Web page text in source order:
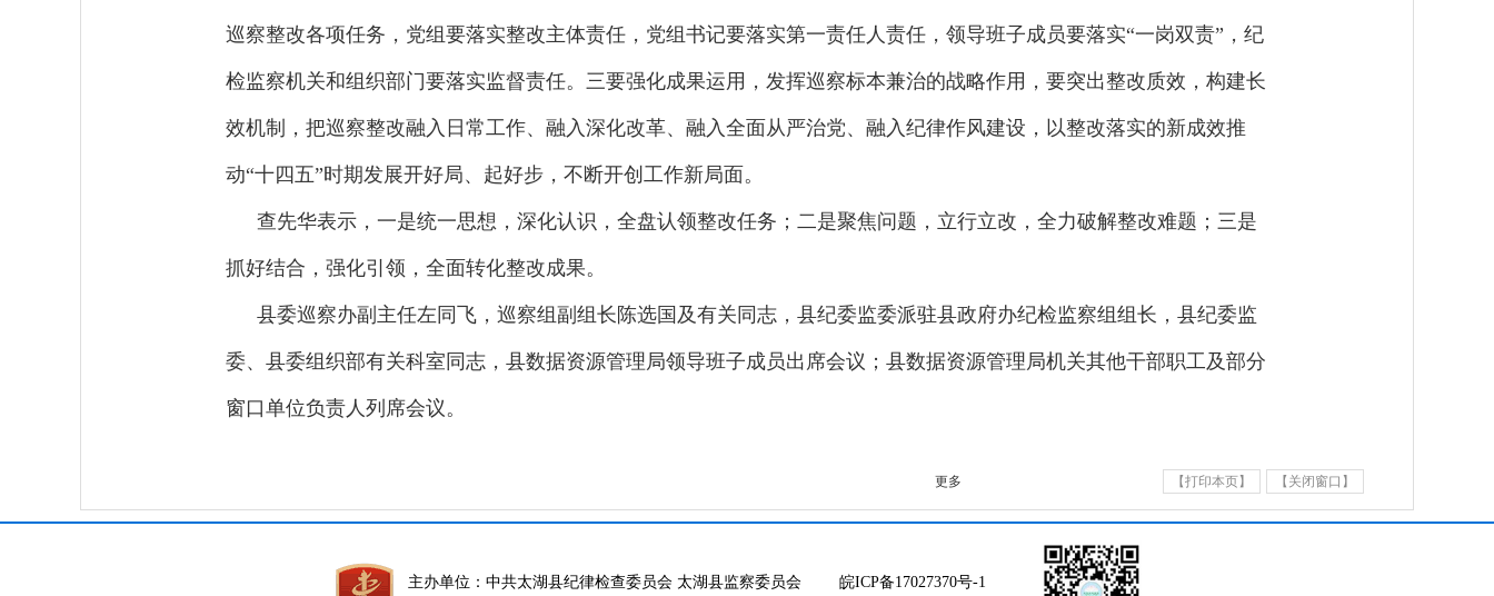
巡察整改各项任务，党组要落实整改主体责任，党组书记要落实第一责任人责任，领导班子成员要落实“一岗双责”，纪
检监察机关和组织部门要落实监督责任。三要强化成果运用，发挥巡察标本兼治的战略作用，要突出整改质效，构建长
效机制，把巡察整改融入日常工作、融入深化改革、融入全面从严治党、融入纪律作风建设，以整改落实的新成效推
动“十四五”时期发展开好局、起好步，不断开创工作新局面。
查先华表示，一是统一思想，深化认识，全盘认领整改任务；二是聚焦问题，立行立改，全力破解整改难题；三是
抓好结合，强化引领，全面转化整改成果。
县委巡察办副主任左同飞，巡察组副组长陈选国及有关同志，县纪委监委派驻县政府办纪检监察组组长，县纪委监
委、县委组织部有关科室同志，县数据资源管理局领导班子成员出席会议；县数据资源管理局机关其他干部职工及部分
窗口单位负责人列席会议。
更多 【打印本页】 【关闭窗口】
主办单位：中共太湖县纪律检查委员会 太湖县监察委员会 皖ICP备17027370号-1